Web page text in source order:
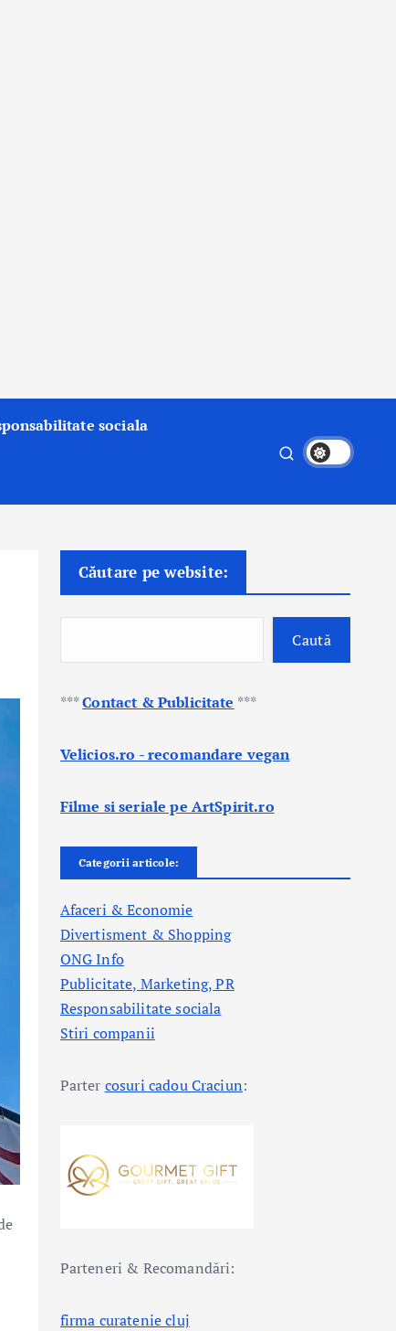
sociala
Căutare pe website:
Caută
***Contact & Publicitate ***
Velicios.ro - recomandare vegan
Filme si seriale pe ArtSpirit.ro
Categorii articole:
Afaceri & Economie
Divertisment & Shopping
ONG Info
Publicitate, Marketing, PR
Responsabilitate sociala
Stiri companii
Parter cosuri cadou Craciun:
Parteneri & Recomandări:
firma curatenie cluj